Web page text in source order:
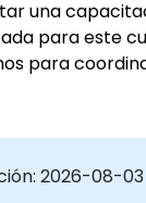
una
para este
para
2026-08-03